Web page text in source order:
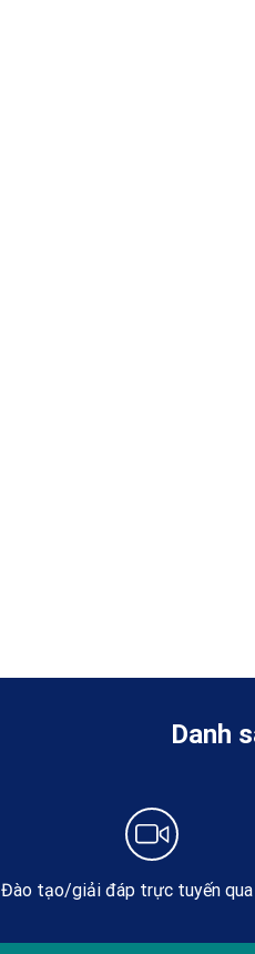
Danh
Đào tạo/giải đáp trực tuyến